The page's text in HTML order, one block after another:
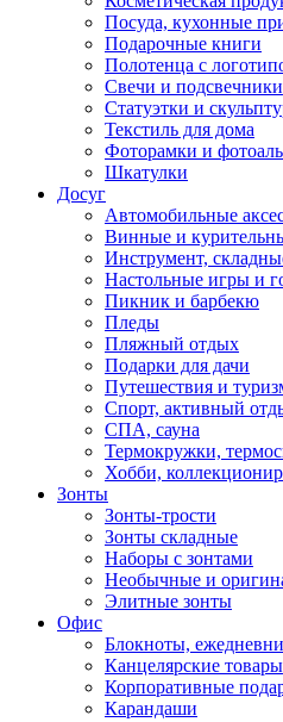
Посуда, кухонные
Подарочные книги
Полотенца с
Свечи и подсвечники
Статуэтки и
Текстиль для дома
Фоторамки и
Шкатулки
Досуг
Автомобильные
Винные и
Инструмент,
Настольные игры и
Пикник и барбекю
Пледы
Пляжный отдых
Подарки для дачи
Путешествия и
Спорт, активный
СПА, сауна
Термокружки,
Хобби,
Зонты
Зонты-трости
Зонты складные
Наборы с зонтами
Необычные и
Элитные зонты
Офис
Блокноты,
Канцелярские товары
Корпоративные
Карандаши